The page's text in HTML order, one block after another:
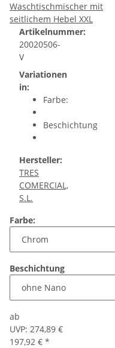
Waschtischmischer mit
seitlichem Hebel XXL
Artikelnummer:
20020506-
V
Variationen
in:
Farbe:
Beschichtung
Hersteller:
TRES
COMERCIAL,
S.L.
Farbe:
Beschichtung
ab
UVP: 274,89 €
197,92 € *